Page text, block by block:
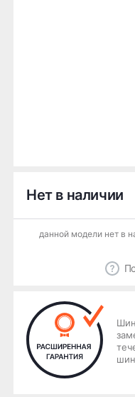
Нет в наличии
данной модели нет в